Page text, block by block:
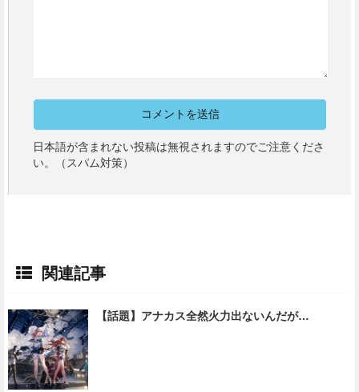
日本語が含まれない投稿は無視されますのでご注意くださ
い。（スパム対策）
関連記事
【話題】アナカス全然火力出ないんだが…